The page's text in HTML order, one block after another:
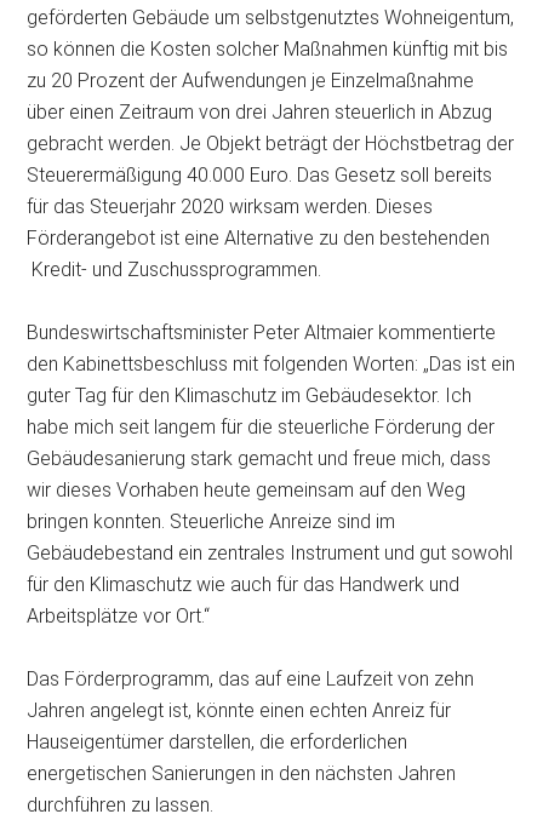
geförderten Gebäude um selbstgenutztes Wohneigentum,
so können die Kosten solcher Maßnahmen künftig mit bis
zu 20 Prozent der Aufwendungen je Einzelmaßnahme
über einen Zeitraum von drei Jahren steuerlich in Abzug
gebracht werden. Je Objekt beträgt der Höchstbetrag der
Steuerermäßigung 40.000 Euro. Das Gesetz soll bereits
für das Steuerjahr 2020 wirksam werden. Dieses
Förderangebot ist eine Alternative zu den bestehenden
Kredit- und Zuschussprogrammen.
Bundeswirtschaftsminister Peter Altmaier kommentierte
den Kabinettsbeschluss mit folgenden Worten: „Das ist ein
guter Tag für den Klimaschutz im Gebäudesektor. Ich
habe mich seit langem für die steuerliche Förderung der
Gebäudesanierung stark gemacht und freue mich, dass
wir dieses Vorhaben heute gemeinsam auf den Weg
bringen konnten. Steuerliche Anreize sind im
Gebäudebestand ein zentrales Instrument und gut sowohl
für den Klimaschutz wie auch für das Handwerk und
Arbeitsplätze vor Ort.“
Das Förderprogramm, das auf eine Laufzeit von zehn
Jahren angelegt ist, könnte einen echten Anreiz für
Hauseigentümer darstellen, die erforderlichen
energetischen Sanierungen in den nächsten Jahren
durchführen zu lassen.